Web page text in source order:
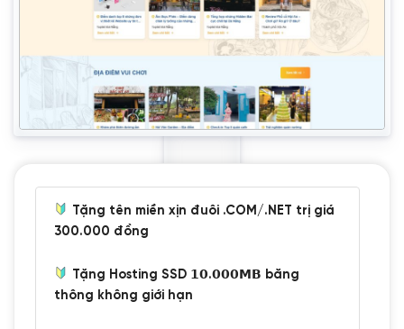
Tặng tên miền xịn đuôi .COM/.NET trị giá
300.000 đồng
Tặng Hosting SSD 𝟭𝟬.𝟬𝟬𝟬𝗠𝗕 băng
thông không giới hạn